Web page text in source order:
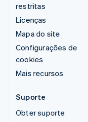
restritas
Licenças
Mapa do site
Configurações de
cookies
Mais recursos
Suporte
Obter suporte